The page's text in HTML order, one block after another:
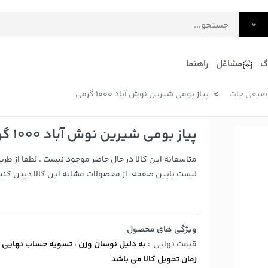
فرآورده های لبنی
دکوراسیون داخلی و تزئینی
سرو و پذیرایی
لوازم حیوانات خانگی
مشاغل راهنما
صیفی جات پیاز بومی شیرین نوش آباد 1000 گرمی
پیاز بومی شیرین نوش آباد 1000 گرمی
متاسفانه این کالا در حال حاضر موجود نیست . لطفا از
لیست پایین صفحه، از محصولات مشابه این کالا دیدن
ویژگی های محصول
قیمت نهایی : به دلیل نوسان وزن ، تسویه حساب نهایی
زمان تحویل کالا می باشد